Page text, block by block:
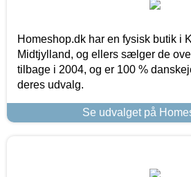
Homeshop.dk har en fysisk butik i
Midtjylland, og ellers sælger de
tilbage i 2004, og er 100 %
deres udvalg.
Se udvalget på